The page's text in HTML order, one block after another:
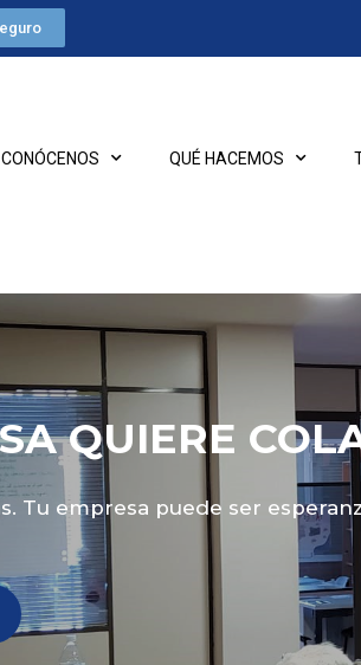
CONÓCENOS QUÉ HACEMOS
QUIERE
Tu empresa puede ser